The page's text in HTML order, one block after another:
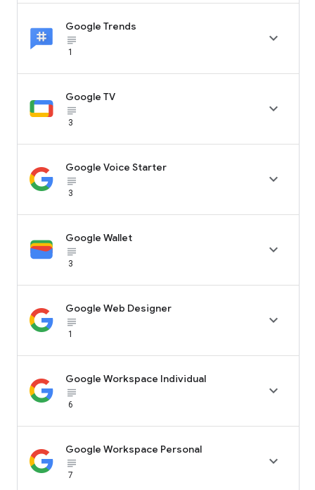
Google Trends
subject_black
1

Google TV
subject_black
3

Google Voice Starter
subject_black
3

Google Wallet
subject_black
3

Google Web Designer
subject_black
1

Google Workspace Individual
subject_black
6

Google Workspace Personal
subject_black
7
